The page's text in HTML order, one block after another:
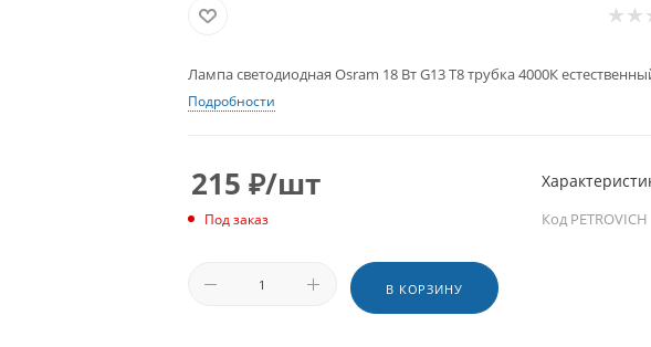
Лампа светодиодная Osram 18 Вт G13 T8 трубка 4000К
Подробности
215 ₽/шт
Под заказ
В КОРЗИНУ
Код PETROVICH